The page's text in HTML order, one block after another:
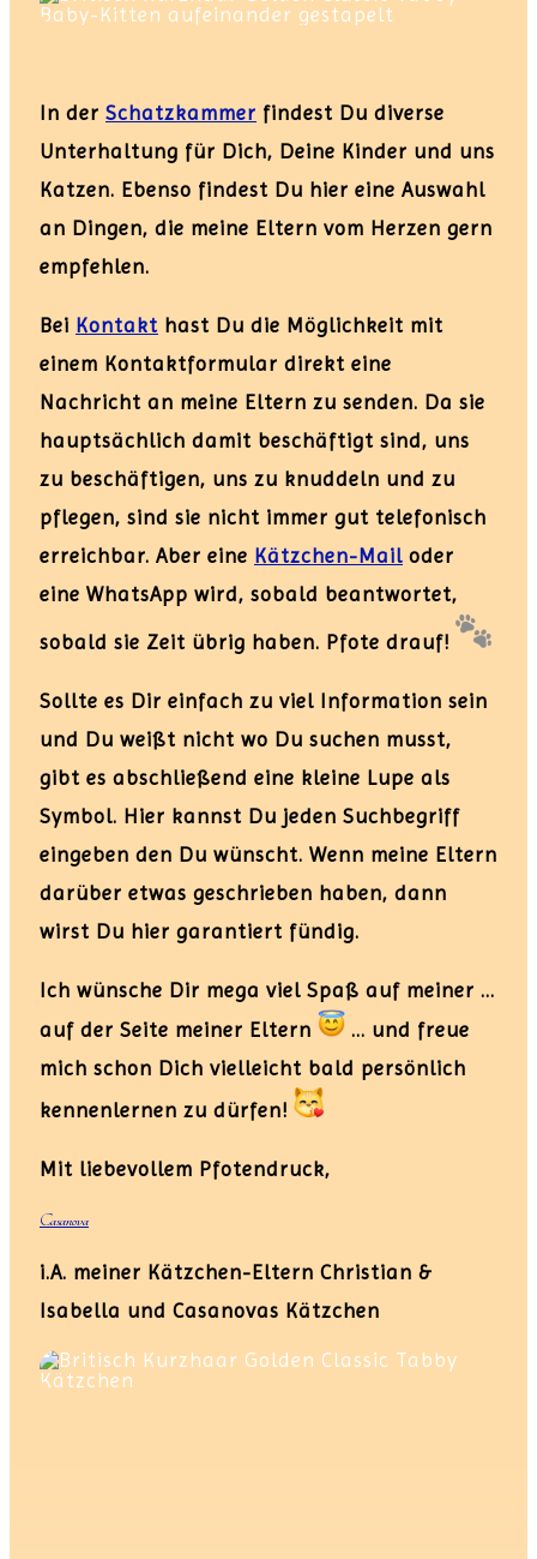
In der Schatzkammer findest Du diverse
Unterhaltung für Dich, Deine Kinder und uns
Katzen. Ebenso findest Du hier eine Auswahl
an Dingen, die meine Eltern vom Herzen gern
empfehlen.
Bei Kontakt hast Du die Möglichkeit mit
einem Kontaktformular direkt eine
Nachricht an meine Eltern zu senden. Da sie
hauptsächlich damit beschäftigt sind, uns
zu beschäftigen, uns zu knuddeln und zu
pflegen, sind sie nicht immer gut telefonisch
erreichbar. Aber eine Kätzchen-Mail oder
eine WhatsApp wird, sobald beantwortet,
sobald sie Zeit übrig haben. Pfote drauf!
Sollte es Dir einfach zu viel Information sein
und Du weißt nicht wo Du suchen musst,
gibt es abschließend eine kleine Lupe als
Symbol. Hier kannst Du jeden Suchbegriff
eingeben den Du wünscht. Wenn meine Eltern
darüber etwas geschrieben haben, dann
wirst Du hier garantiert fündig.
Ich wünsche Dir mega viel Spaß auf meiner …
auf der Seite meiner Eltern
… und freue
mich schon Dich vielleicht bald persönlich
kennenlernen zu dürfen!
Mit liebevollem Pfotendruck,
Casanova
i.A. meiner Kätzchen-Eltern Christian &
Isabella und Casanovas Kätzchen